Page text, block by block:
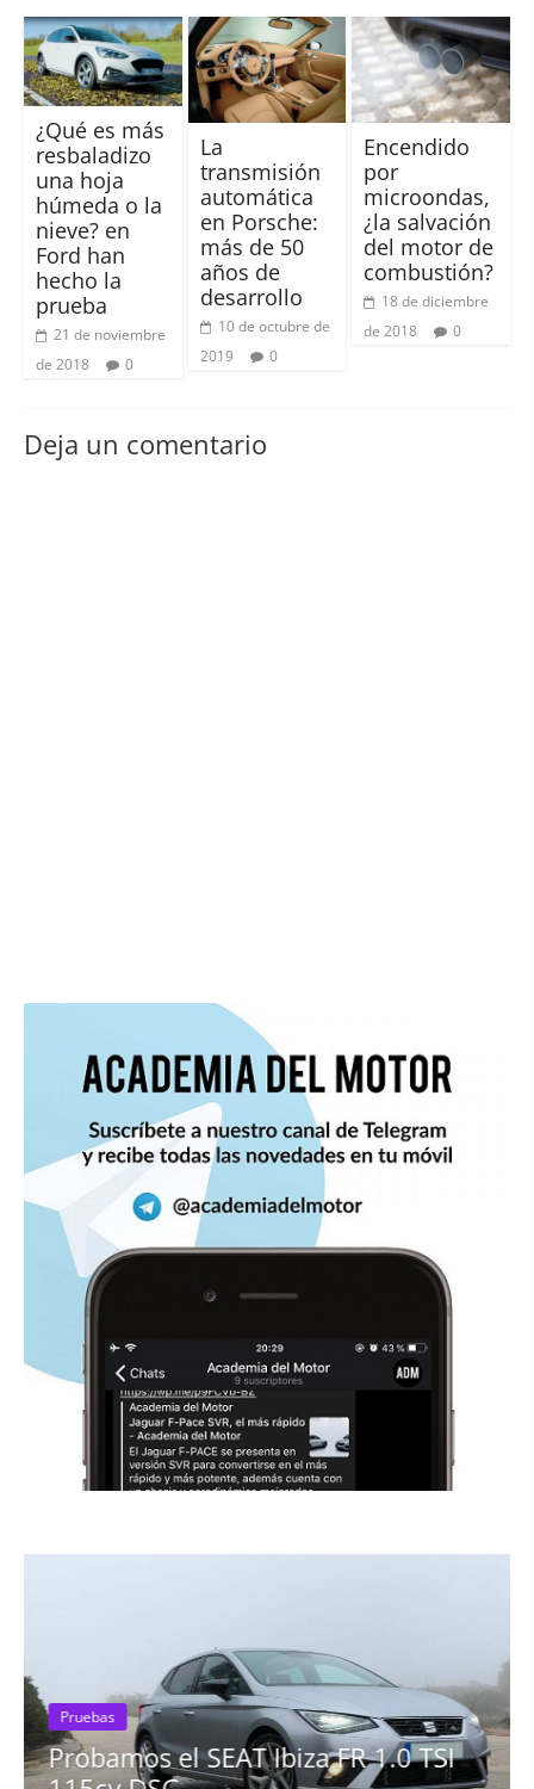
¿Qué es más
resbaladizo
una hoja
húmeda o la
nieve? en
Ford han
hecho la
prueba
21 de noviembre
de 2018
0
La
transmisión
automática
en Porsche:
más de 50
años de
desarrollo
10 de octubre de
2019
0
Encendido
por
microondas,
¿la salvación
del motor de
combustión?
18 de diciembre
de 2018
0
Deja un comentario
Ibiza FR 1.0 TSI